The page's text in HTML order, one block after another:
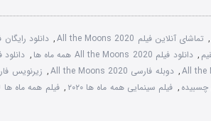
, تماشای آنلاین فیلم All the Moons 2020 ,
, دانلود فیلم All the Moons 2020 همه ماه ها , دانلود
, دوبله فارسی All the Moons 2020 ,
, فیلم سینمایی همه ماه ها ۲۰۲۰ ,